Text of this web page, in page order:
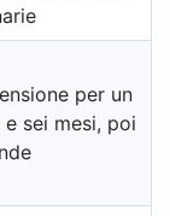
per un
e sei mesi, poi